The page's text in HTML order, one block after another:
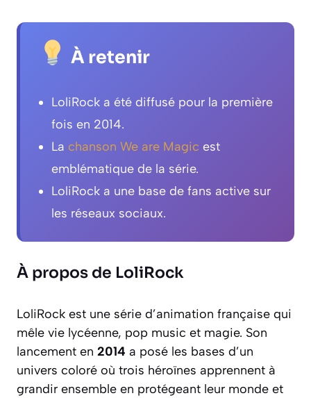
À retenir
LoliRock a été diffusé pour la première
fois en 2014.
La chanson We are Magic est
emblématique de la série.
LoliRock a une base de fans active sur
les réseaux sociaux.
À propos de LoliRock
LoliRock est une série d’animation française qui
mêle vie lycéenne, pop music et magie. Son
lancement en 2014 a posé les bases d’un
univers coloré où trois héroïnes apprennent à
grandir ensemble en protégeant leur monde et